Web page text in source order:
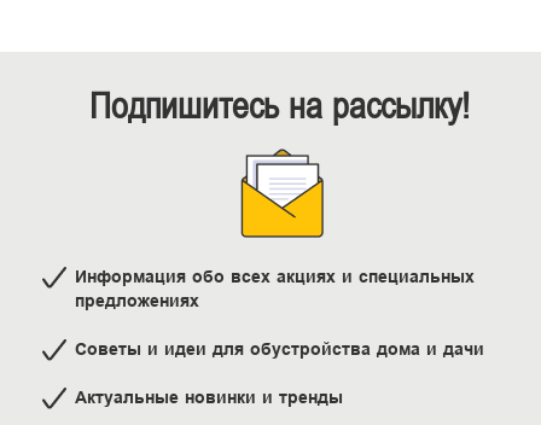
Подпишитесь на рассылку!
Информация обо всех акциях и специальных
предложениях
Советы и идеи для обустройства дома и дачи
Актуальные новинки и тренды